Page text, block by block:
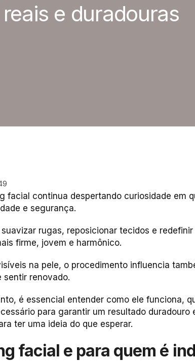
e duradouras
facial continua despertando curiosidade em
e segurança.
rugas, reposicionar tecidos e
firme, jovem e harmônico.
na pele, o procedimento influencia
sentir renovado.
é essencial entender como ele funciona,
para garantir um resultado duradouro
ter uma ideia do que esperar.
facial e para quem é